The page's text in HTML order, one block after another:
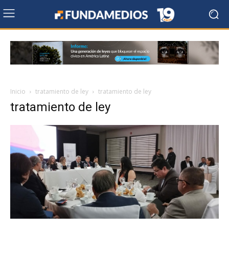
Inicio tratamiento de ley tratamiento de ley
tratamiento de ley